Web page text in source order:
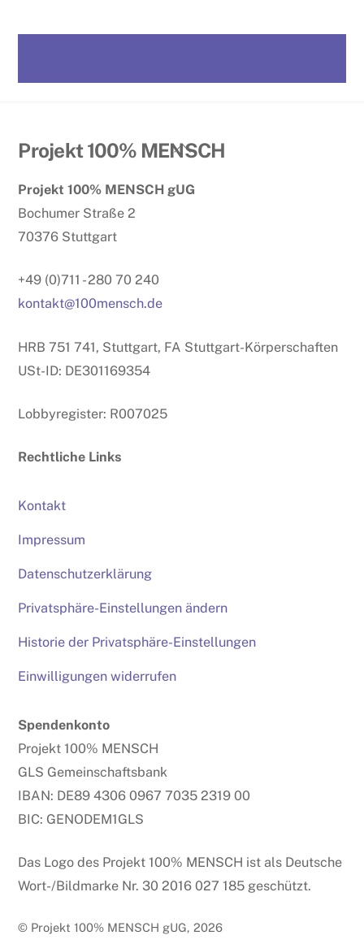
Back
Top
Projekt 100% MENSCH
Projekt 100% MENSCH gUG
Bochumer Straße 2
70376 Stuttgart
+49 (0)711 - 280 70 240
kontakt@100mensch.de
HRB 751 741, Stuttgart, FA Stuttgart-Körperschaften
USt-ID: DE301169354
Lobbyregister: R007025
Rechtliche Links
Kontakt
Impressum
Datenschutzerklärung
Privatsphäre-Einstellungen ändern
Historie der Privatsphäre-Einstellungen
Einwilligungen widerrufen
Spendenkonto
Projekt 100% MENSCH
GLS Gemeinschaftsbank
IBAN: DE89 4306 0967 7035 2319 00
BIC: GENODEM1GLS
Das Logo des Projekt 100% MENSCH ist als Deutsche
Wort-/Bildmarke Nr. 30 2016 027 185 geschützt.
© Projekt 100% MENSCH gUG, 2026